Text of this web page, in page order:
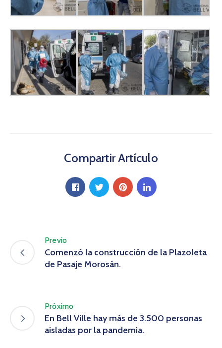
Compartir Artículo
Previo
Comenzó la construcción de la Plazoleta
de Pasaje Morosán.
Próximo
En Bell Ville hay más de 3.500 personas
aisladas por la pandemia.